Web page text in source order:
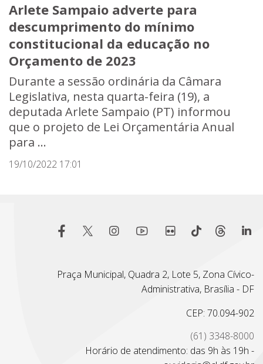
Arlete Sampaio adverte para
descumprimento do mínimo
constitucional da educação no
Orçamento de 2023
Durante a sessão ordinária da Câmara
Legislativa, nesta quarta-feira (19), a
deputada Arlete Sampaio (PT) informou
que o projeto de Lei Orçamentária Anual
para ...
19/10/2022 17:01
Praça Municipal, Quadra 2, Lote 5, Zona Cívico-
Administrativa, Brasília - DF
CEP: 70.094-902
(61) 3348-8000
Horário de atendimento: das 9h às 19h -